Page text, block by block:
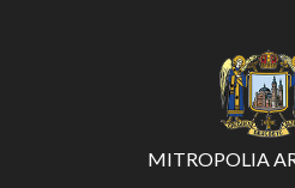
MITROPOLIA